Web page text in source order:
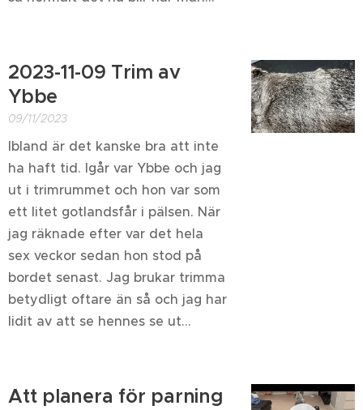
2023-11-09 Trim av
Ybbe
09/11/2023
Ibland är det kanske bra att inte
ha haft tid. Igår var Ybbe och jag
ut i trimrummet och hon var som
ett litet gotlandsfår i pälsen. När
jag räknade efter var det hela
sex veckor sedan hon stod på
bordet senast. Jag brukar trimma
betydligt oftare än så och jag har
lidit av att se hennes se ut...
Att planera för parning